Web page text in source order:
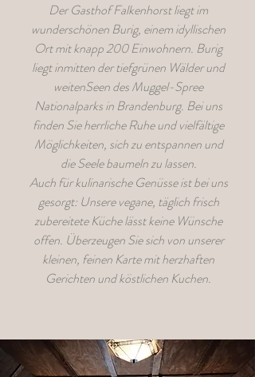
Der Gasthof Falkenhorst liegt im
wunderschönen Burig, einem idyllischen
Ort mit knapp 200 Einwohnern. Burig
liegt inmitten der tiefgrünen Wälder und
weitenSeen des Muggel-Spree
Nationalparks in Brandenburg. Bei uns
finden Sie herrliche Ruhe und vielfältige
Möglichkeiten, sich zu entspannen und
die Seele baumeln zu lassen.
Auch für kulinarische Genüsse ist bei uns
gesorgt: Unsere vegane, täglich frisch
zubereitete Küche lässt keine Wünsche
offen. Überzeugen Sie sich von unserer
kleinen, feinen Karte mit herzhaften
Gerichten und köstlichen Kuchen.